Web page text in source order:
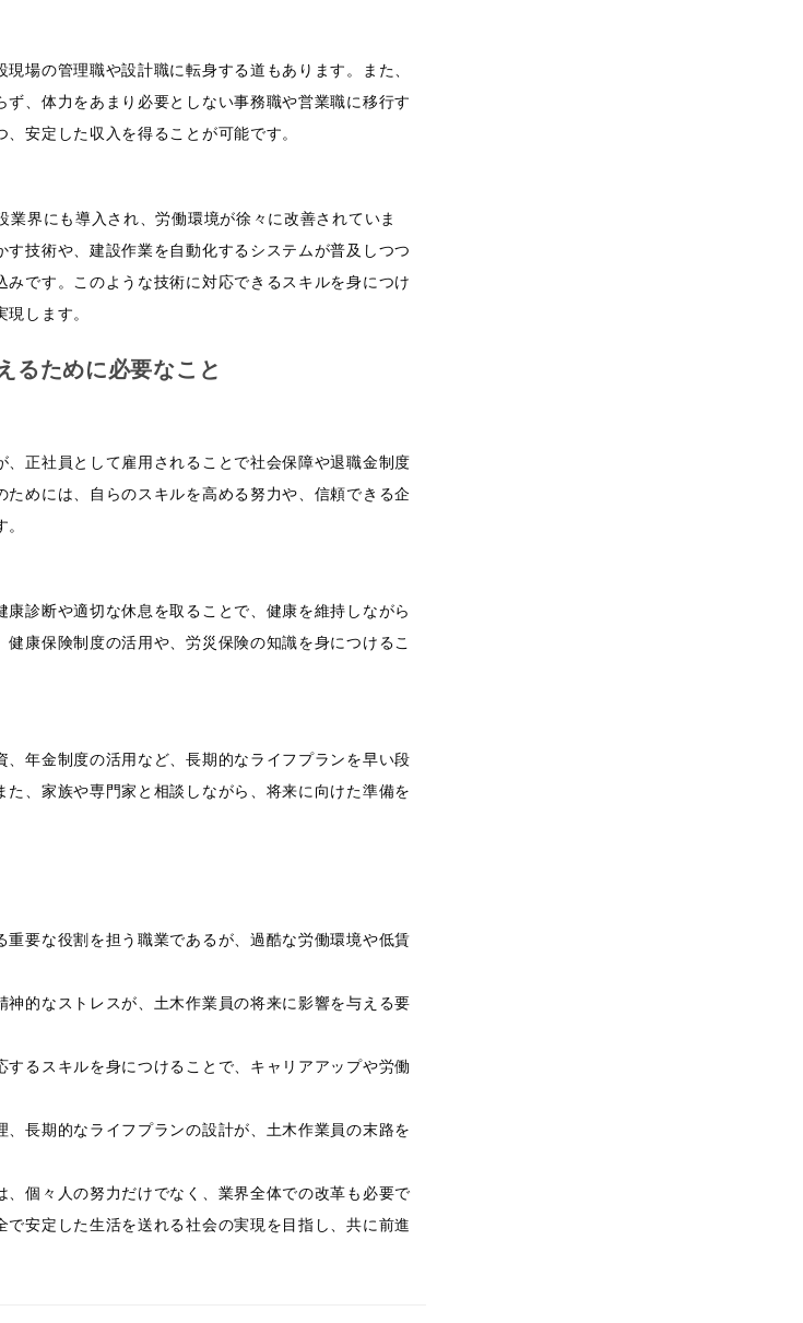
場の管理職や設計職に転身する道もあります。また、
、体力をあまり必要としない事務職や営業職に移行す
安定した収入を得ることが可能です。
界にも導入され、労働環境が徐々に改善されていま
技術や、建設作業を自動化するシステムが普及しつつ
です。このような技術に対応できるスキルを身につけ
します。
るために必要なこと
正社員として雇用されることで社会保障や退職金制度
めには、自らのスキルを高める努力や、信頼できる企
診断や適切な休息を取ることで、健康を維持しながら
康保険制度の活用や、労災保険の知識を身につけるこ
、年金制度の活用など、長期的なライフプランを早い段
、家族や専門家と相談しながら、将来に向けた準備を
重要な役割を担う職業であるが、過酷な労働環境や低賃
的なストレスが、土木作業員の将来に影響を与える要
るスキルを身につけることで、キャリアアップや労働
長期的なライフプランの設計が、土木作業員の末路を
、個々人の努力だけでなく、業界全体での改革も必要で
安定した生活を送れる社会の実現を目指し、共に前進